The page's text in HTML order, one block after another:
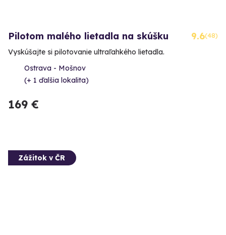
Pilotom malého lietadla na skúšku 9.6(48)
Vyskúšajte si pilotovanie ultraľahkého lietadla.
Ostrava - Mošnov
(+ 1 ďalšia lokalita)
169 €
Zážitok v ČR